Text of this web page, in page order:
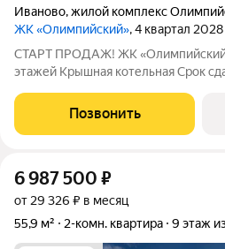
Иваново,жилой комплекс
ЖК «Олимпийский», 4 квартал 2028
СТАРТ ПРОДАЖ! ЖК «Олимпийский», Литер 6
этажей Крышная котельная Срок сдачи 4 квартал 2028 года.
планировка? Звоните или пишите,
подробности. Больше планировок в
Позвонить
6 987 500 ₽
от 29 326 ₽ в месяц
55,9 м²
2-комн. квартира 9 этаж